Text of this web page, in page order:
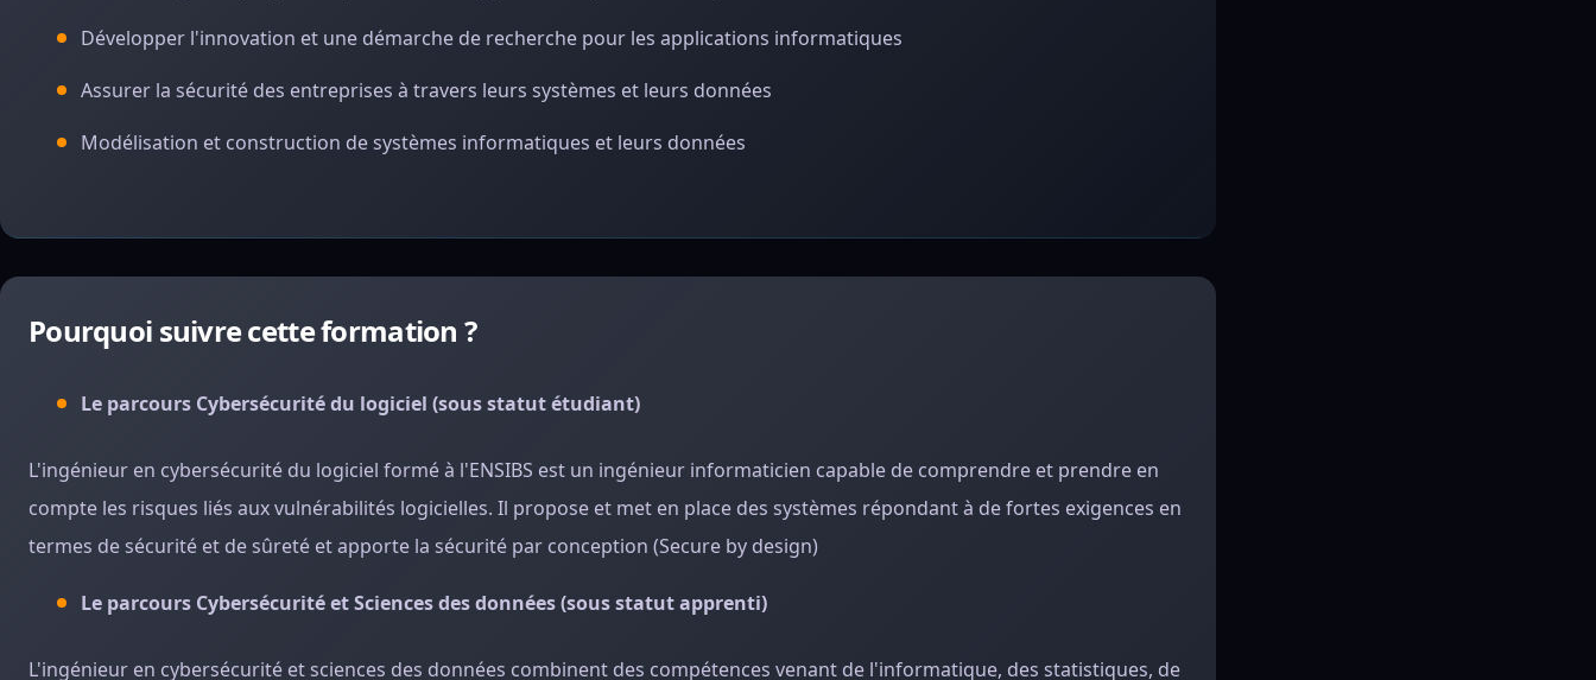
Développer l'innovation et une démarche de recherche pour les applications informatiques
Assurer la sécurité des entreprises à travers leurs systèmes et leurs données
Modélisation et construction de systèmes informatiques et leurs données
Pourquoi suivre cette formation ?
Le parcours Cybersécurité du logiciel (sous statut étudiant)
L'ingénieur en cybersécurité du logiciel formé à l'ENSIBS est un ingénieur informaticien capable de comprendre et prendre en
compte les risques liés aux vulnérabilités logicielles. Il propose et met en place des systèmes répondant à de fortes exigences en
termes de sécurité et de sûreté et apporte la sécurité par conception (Secure by design)
Le parcours Cybersécurité et Sciences des données (sous statut apprenti)
L'ingénieur en cybersécurité et sciences des données combinent des compétences venant de l'informatique, des statistiques, de